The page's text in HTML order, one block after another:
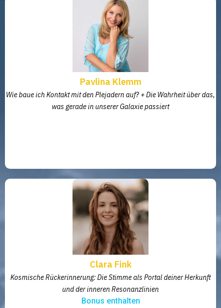
Pavlina Klemm
Wie baue ich Kontakt mit den Plejadern auf? + Die Wahrheit über das,
was gerade in unserer Galaxie passiert
Clara Fink
Kosmische Rückerinnerung: Die Stimme als Portal deiner Herkunft
und der inneren Resonanzlinien
Bonus enthalten